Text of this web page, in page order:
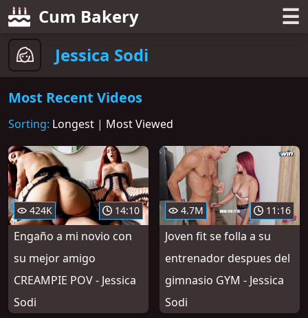
Cum Bakery ☰
Jessica Sodi
Most Recent Videos
Sorting: Longest | Most Viewed
424K 14:10
Engaño a mi novio con
su mejor amigo
CREAMPIE POV - Jessica
Sodi
4.7M 11:16
Joven fit se folla a su
entrenador despues del
gimnasio GYM - Jessica
Sodi